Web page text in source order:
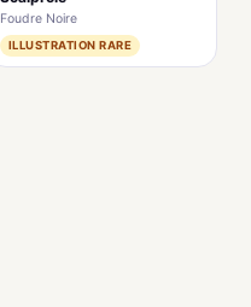
Foudre Noire
ILLUSTRATION RARE